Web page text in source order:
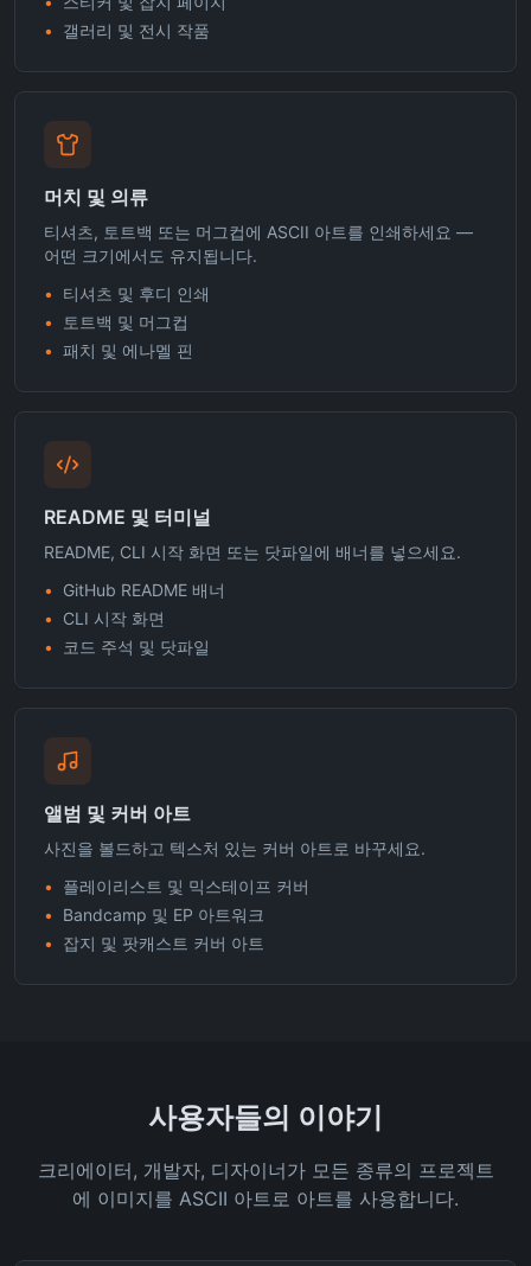
•
갤러리 및 전시 작품
머치 및 의류
티셔츠, 토트백 또는 머그컵에 ASCII 아트를 인쇄하세요 —
어떤 크기에서도 유지됩니다.
•
티셔츠 및 후디 인쇄
•
토트백 및 머그컵
• 패치 및 에나멜 핀
README 및 터미널
README, CLI 시작 화면 또는 닷파일에 배너를 넣으세요.
•
GitHub README 배너
•
CLI 시작 화면
•
코드 주석 및 닷파일
앨범 및 커버 아트
사진을 볼드하고 텍스처 있는 커버 아트로 바꾸세요.
•
플레이리스트 및 믹스테이프 커버
•
Bandcamp 및 EP 아트워크
•
잡지 및 팟캐스트 커버 아트
사용자들의 이야기
크리에이터, 개발자, 디자이너가 모든 종류의 프로젝트
에 이미지를 ASCII 아트로 아트를 사용합니다.